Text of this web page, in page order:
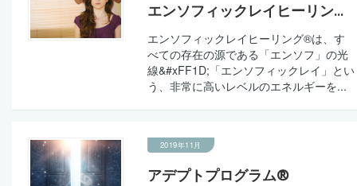
エンソフィックレイヒーリン...
エンソフィックレイヒーリング®は、す
べての存在の源である「エンソフ」の光
線&#xFF1D;「エンソフィックレイ」とい
う、非常に高いレベルのエネルギーを...
2019年11月
アデプトプログラム®